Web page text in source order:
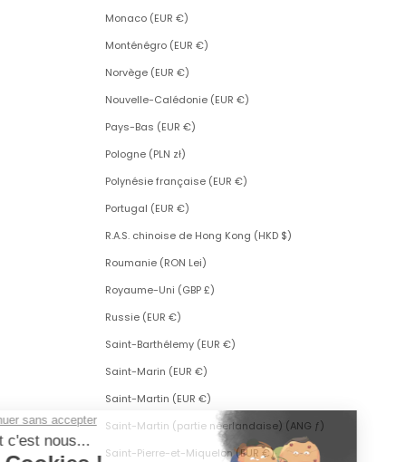
Monaco (EUR €)
Monténégro (EUR €)
Norvège (EUR €)
Nouvelle-Calédonie (EUR €)
Pays-Bas (EUR €)
Pologne (PLN zł)
Polynésie française (EUR €)
Portugal (EUR €)
R.A.S. chinoise de Hong Kong (HKD $)
Roumanie (RON Lei)
Royaume-Uni (GBP £)
Russie (EUR €)
Saint-Barthélemy (EUR €)
Saint-Marin (EUR €)
Saint-Martin (EUR €)
Saint-Martin (partie néerlandaise) (ANG ƒ)
Saint-Pierre-et-Miquelon (EUR €)